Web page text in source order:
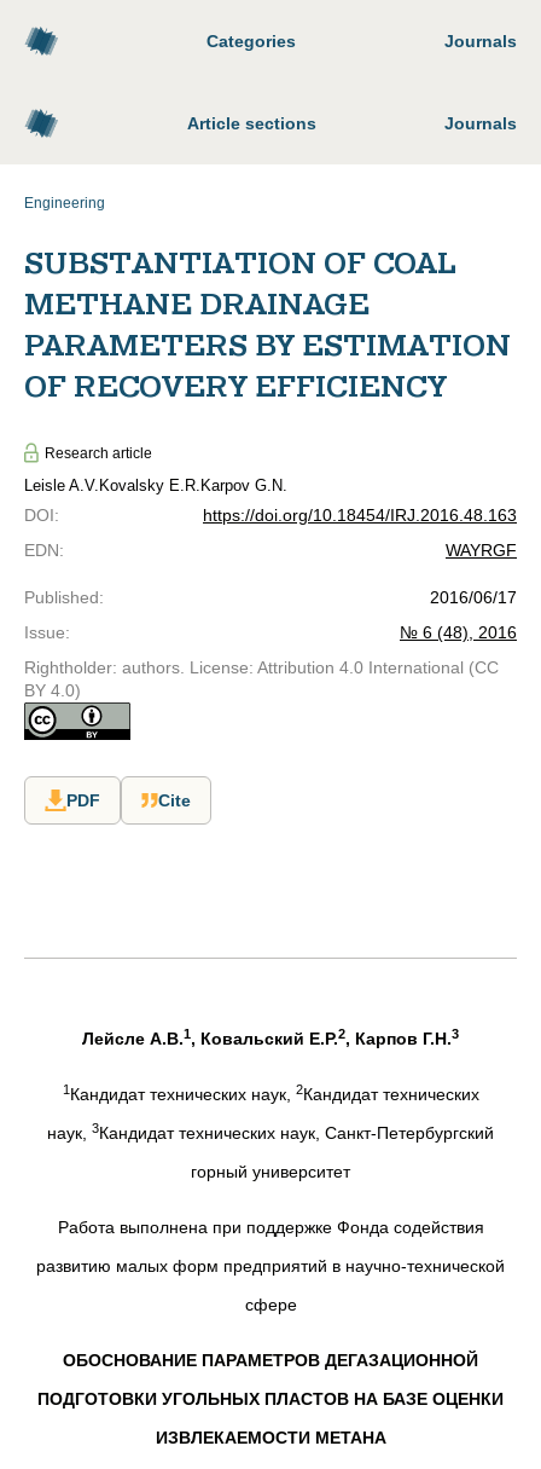
Categories Journals
Article sections Journals
Engineering
SUBSTANTIATION OF COAL
METHANE DRAINAGE
PARAMETERS BY ESTIMATION
OF RECOVERY EFFICIENCY
Research article
Leisle A.V. Kovalsky E.R. Karpov G.N.
DOI:
https://doi.org/10.18454/IRJ.2016.48.163
EDN: WAYRGF
Published:
2016/06/17
Issue:
№ 6 (48), 2016
Rightholder: authors. License: Attribution 4.0 International (CC
BY 4.0)
PDF Cite
Лейсле А.В.1, Ковальский Е.Р.2, Карпов Г.Н.3
1Кандидат технических наук, 2Кандидат технических
наук,
3Кандидат технических наук, Санкт-Петербургский
горный университет
Работа выполнена при поддержке Фонда содействия
развитию малых форм предприятий в научно-технической
сфере
ОБОСНОВАНИЕ ПАРАМЕТРОВ ДЕГАЗАЦИОННОЙ
ПОДГОТОВКИ УГОЛЬНЫХ ПЛАСТОВ НА БАЗЕ ОЦЕНКИ
ИЗВЛЕКАЕМОСТИ МЕТАНА